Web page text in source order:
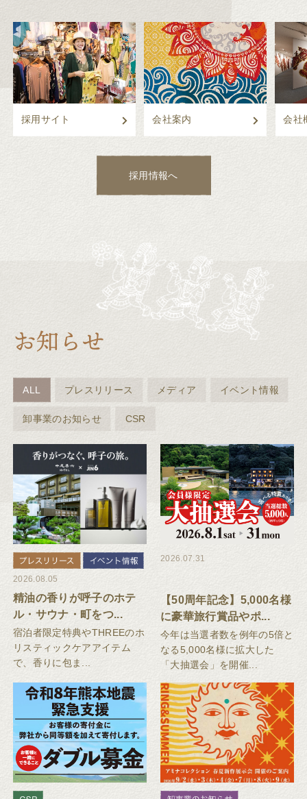
採用サイト 会社案内 会社
採用情報へ
ALL プレスリリース メディア イベント情報
卸事業のお知らせ CSR
2026.08.05
精油の香りが呼子のホテ
ル・サウナ・町をつ...
宿泊者限定特典やTHREEのホ
リスティックケアアイテム
で、香りに包ま...
2026.07.31
【50周年記念】5,000名様
に豪華旅行賞品やポ...
今年は当選者数を例年の5倍と
なる5,000名様に拡大した
「大抽選会」を開催...